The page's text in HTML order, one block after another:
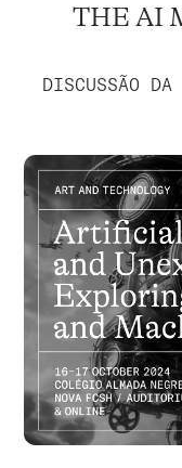
THE AI
DISCUSSÃO